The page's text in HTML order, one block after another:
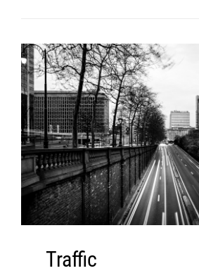
Traffic